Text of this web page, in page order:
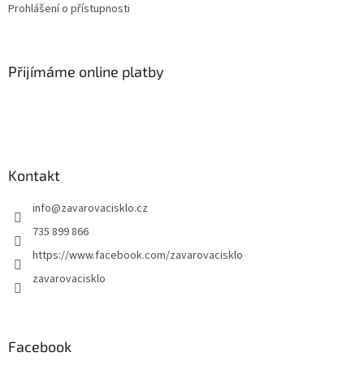
Prohlášení o přístupnosti
Přijímáme online platby
Kontakt
info@zavarovacisklo.cz
735 899 866
https://www.facebook.com/zavarovacisklo
zavarovacisklo
Facebook